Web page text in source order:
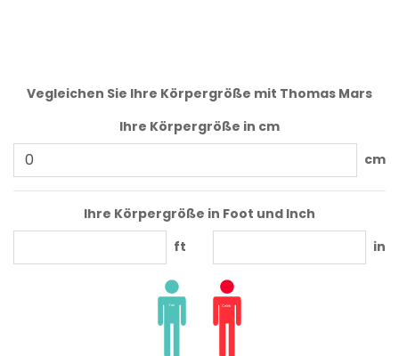
Vegleichen Sie Ihre Körpergröße mit Thomas Mars
Ihre Körpergröße in cm
cm
Ihre Körpergröße in Foot und Inch
ft
in